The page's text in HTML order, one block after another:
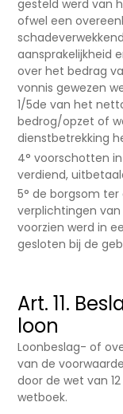
gesteld werd van
ofwel een
aansprakelijkheid
over het bedrag
vonnis gewezen
1/5de van het
bedrog/opzet of
dienstbetrekking
4° voorschotten
verdiend,
5° de borgsom
verplichtingen
voorzien werd in
gesloten bij de
Art. 11.
loon
Loonbeslag- of
van de
door de wet van
wetboek.